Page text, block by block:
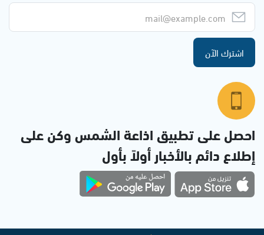
اشترك الآن
احصل على تطبيق اذاعة الشمس وكن على
إطلاع دائم بالأخبار أولاً بأول